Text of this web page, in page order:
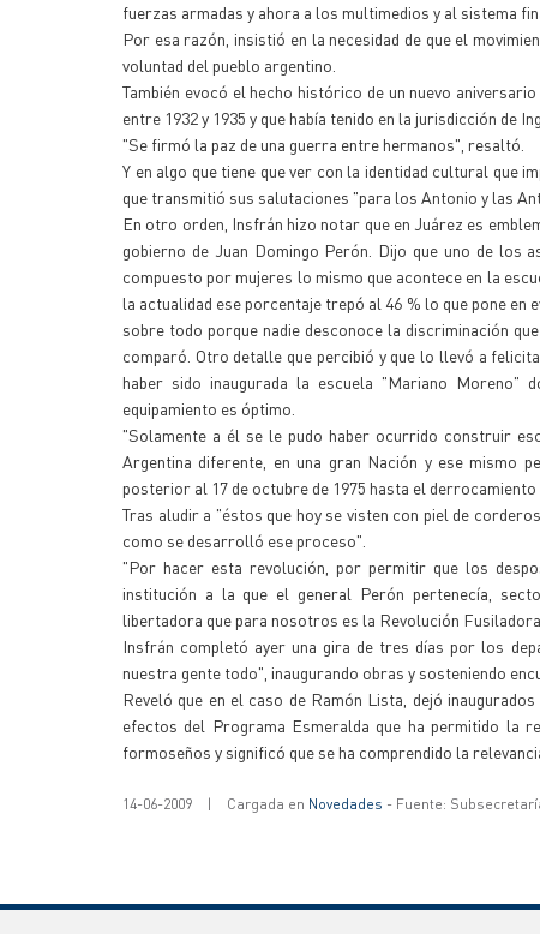
fuerzas armadas y ahora a los multimedios y al sistema
Por esa razón, insistió en la necesidad de que el
voluntad del pueblo argentino.
También evocó el hecho histórico de un nuevo
entre 1932 y 1935 y que había tenido en la jurisdicción
"Se firmó la paz de una guerra entre hermanos", resaltó.
Y en algo que tiene que ver con la identidad cultural que
que transmitió sus salutaciones "para los Antonio y las
En otro orden, Insfrán hizo notar que en Juárez es
gobierno de Juan Domingo Perón. Dijo que uno de
compuesto por mujeres lo mismo que acontece en la
la actualidad ese porcentaje trepó al 46 % lo que pone
sobre todo porque nadie desconoce la discriminación
comparó. Otro detalle que percibió y que lo llevó a
haber sido inaugurada la escuela "Mariano
equipamiento es óptimo.
"Solamente a él se le pudo haber ocurrido construir
Argentina diferente, en una gran Nación y ese mismo
posterior al 17 de octubre de 1975 hasta el derrocamiento
Tras aludir a "éstos que hoy se visten con piel de
como se desarrolló ese proceso".
"Por hacer esta revolución, por permitir que los
institución a la que el general Perón pertenecía,
libertadora que para nosotros es la Revolución
Insfrán completó ayer una gira de tres días por los
nuestra gente todo", inaugurando obras y sosteniendo
Reveló que en el caso de Ramón Lista, dejó
efectos del Programa Esmeralda que ha permitido la
formoseños y significó que se ha comprendido la
14-06-2009 | Cargada en Novedades - Fuente: